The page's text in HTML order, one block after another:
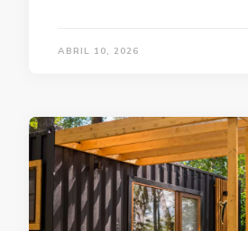
ABRIL 10, 2026